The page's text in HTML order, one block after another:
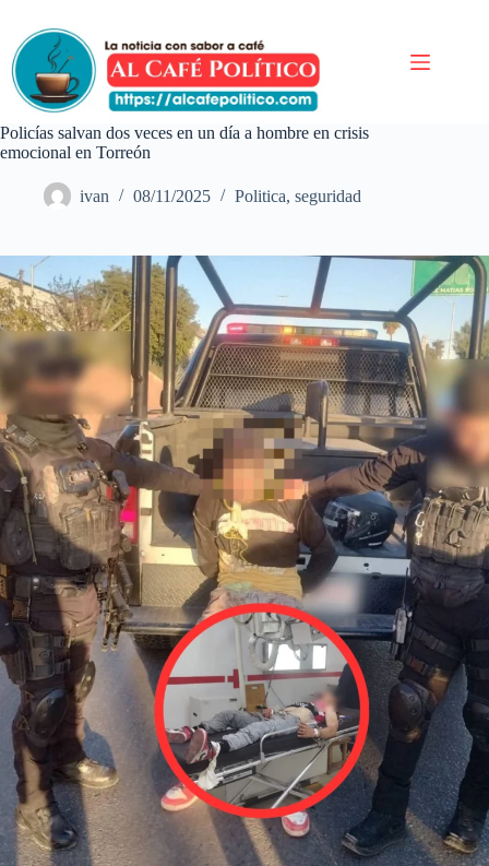
contenido
Policías salvan dos veces en un día a hombre en crisis
emocional en Torreón
ivan 08/11/2025 Politica, seguridad